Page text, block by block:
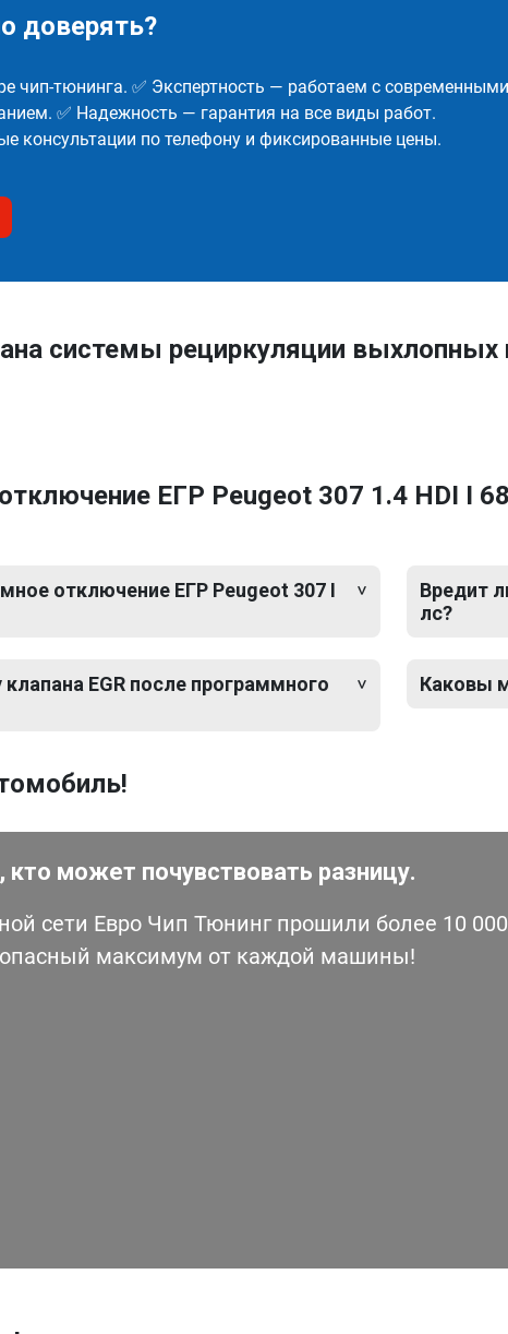
доверять?
чип-тюнинга. ✅ Экспертность — работаем с
✅ Надежность — гарантия на все виды работ.
консультации по телефону и фиксированные цены.
системы рециркуляции выхлопных
ЕГР Peugeot 307 1.4 HDI I
отключение ЕГР Peugeot 307 I
EGR после программного
Вредит
лс?
Каковы
может почувствовать разницу.
сети Евро Чип Тюнинг прошили более 10
максимум от каждой машины!